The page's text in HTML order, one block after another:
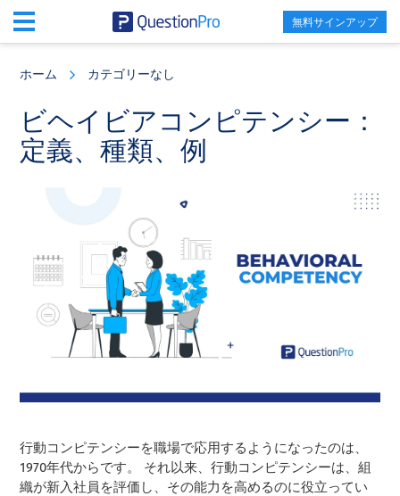
content
sidebar
無料サインアップ
ホーム カテゴリーなし
ビヘイビアコンピテンシー：
定義、種類、例
行動コンピテンシーを職場で応用するようになったのは、
1970年代からです。 それ以来、行動コンピテンシーは、組
織が新入社員を評価し、その能力を高めるのに役立ってい